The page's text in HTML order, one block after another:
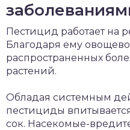
Пестицид работает на
Благодаря ему
распространенных
растений.
Обладая системным
пестициды
сок. Насекомые-